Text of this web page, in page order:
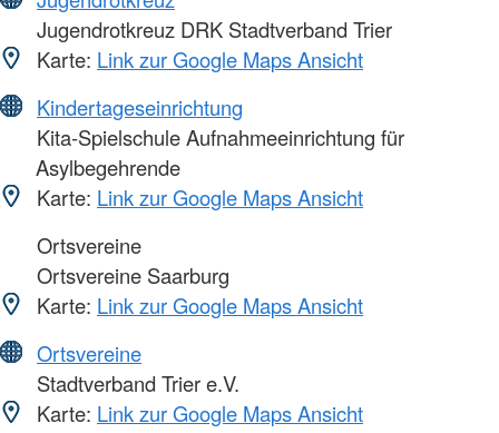
Jugendrotkreuz DRK Stadtverband Trier
Karte: Link zur Google Maps Ansicht
Kindertageseinrichtung
Kita-Spielschule Aufnahmeeinrichtung für
Asylbegehrende
Karte: Link zur Google Maps Ansicht
Ortsvereine
Ortsvereine Saarburg
Karte: Link zur Google Maps Ansicht
Ortsvereine
Stadtverband Trier e.V.
Karte: Link zur Google Maps Ansicht